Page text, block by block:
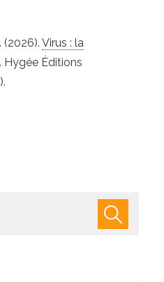
(2026). Virus : la
. Hygée Éditions